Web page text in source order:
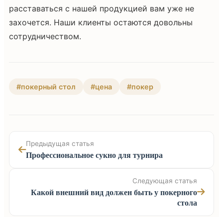
расставаться с нашей продукцией вам уже не
захочется. Наши клиенты остаются довольны
сотрудничеством.
#покерный стол #цена #покер
Предыдущая статья
Профессиональное сукно для турнира
Следующая статья
Какой внешний вид должен быть у покерного
стола